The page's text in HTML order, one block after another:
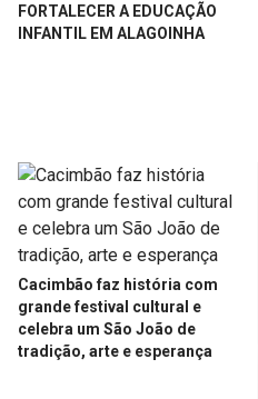
FORTALECER A EDUCAÇÃO
INFANTIL EM ALAGOINHA
Cacimbão faz história com
grande festival cultural e
celebra um São João de
tradição, arte e esperança